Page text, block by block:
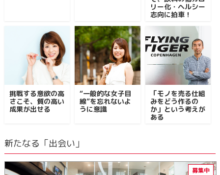
リー化・ヘルシー
志向に拍車！
挑戦する意欲の高
さこそ、質の高い
成果が出せる
“一般的な女子目
線”を忘れないよ
うに意識
「モノを売る仕組
みをどう作るの
か」という考えが
ある
新たなる「出会い」